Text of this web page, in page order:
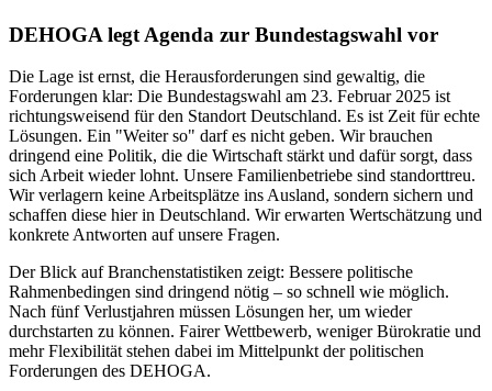
DEHOGA legt Agenda zur Bundestagswahl vor
Die Lage ist ernst, die Herausforderungen sind gewaltig, die
Forderungen klar: Die Bundestagswahl am 23. Februar 2025 ist
richtungsweisend für den Standort Deutschland. Es ist Zeit für echte
Lösungen. Ein "Weiter so" darf es nicht geben. Wir brauchen
dringend eine Politik, die die Wirtschaft stärkt und dafür sorgt, dass
sich Arbeit wieder lohnt. Unsere Familienbetriebe sind standorttreu.
Wir verlagern keine Arbeitsplätze ins Ausland, sondern sichern und
schaffen diese hier in Deutschland. Wir erwarten Wertschätzung und
konkrete Antworten auf unsere Fragen.
Der Blick auf Branchenstatistiken zeigt: Bessere politische
Rahmenbedingen sind dringend nötig – so schnell wie möglich.
Nach fünf Verlustjahren müssen Lösungen her, um wieder
durchstarten zu können. Fairer Wettbewerb, weniger Bürokratie und
mehr Flexibilität stehen dabei im Mittelpunkt der politischen
Forderungen des DEHOGA.